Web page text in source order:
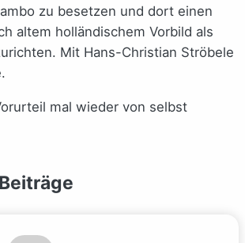
zu besetzen und dort einen
altem holländischem Vorbild als
Mit Hans-Christian Ströbele
mal wieder von selbst